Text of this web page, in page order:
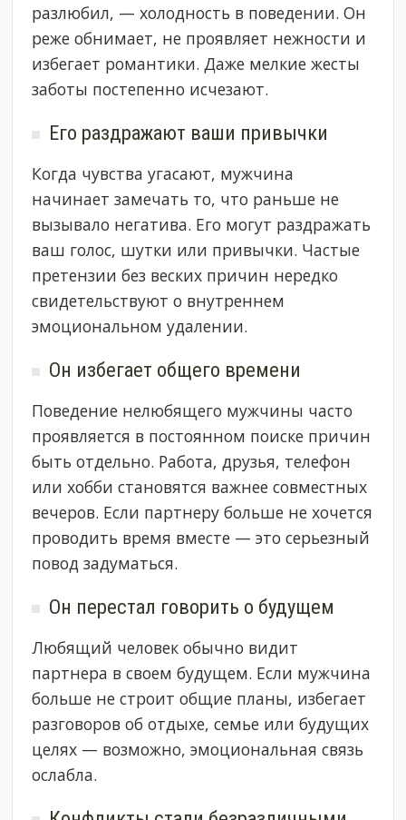
разлюбил, — холодность в поведении. Он
реже обнимает, не проявляет нежности и
избегает романтики. Даже мелкие жесты
заботы постепенно исчезают.
Его раздражают ваши привычки
Когда чувства угасают, мужчина
начинает замечать то, что раньше не
вызывало негатива. Его могут раздражать
ваш голос, шутки или привычки. Частые
претензии без веских причин нередко
свидетельствуют о внутреннем
эмоциональном удалении.
Он избегает общего времени
Поведение нелюбящего мужчины часто
проявляется в постоянном поиске причин
быть отдельно. Работа, друзья, телефон
или хобби становятся важнее совместных
вечеров. Если партнеру больше не хочется
проводить время вместе — это серьезный
повод задуматься.
Он перестал говорить о будущем
Любящий человек обычно видит
партнера в своем будущем. Если мужчина
больше не строит общие планы, избегает
разговоров об отдыхе, семье или будущих
целях — возможно, эмоциональная связь
ослабла.